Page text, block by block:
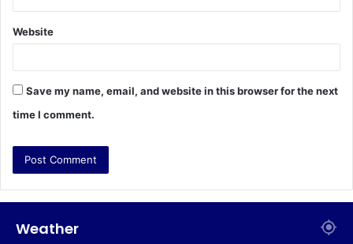
Website
Save my name, email, and website in this browser for the next
time I comment.
Weather